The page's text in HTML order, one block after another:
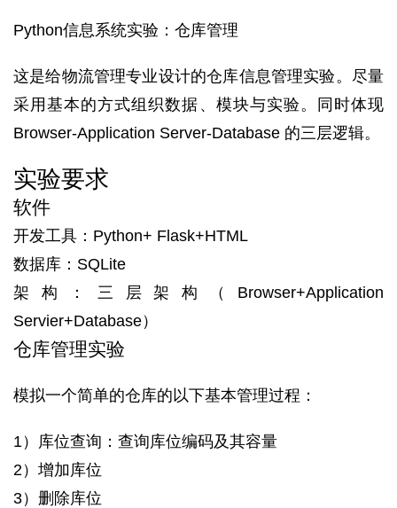
Python信息系统实验：仓库管理
这是给物流管理专业设计的仓库信息管理实验。尽量
采用基本的方式组织数据、模块与实验。同时体现
Browser-Application Server-Database 的三层逻辑。
实验要求
软件
开发工具：Python+ Flask+HTML
数据库：SQLite
架构：三层架构（Browser+Application
Servier+Database）
仓库管理实验
模拟一个简单的仓库的以下基本管理过程：
1）库位查询：查询库位编码及其容量
2）增加库位
3）删除库位